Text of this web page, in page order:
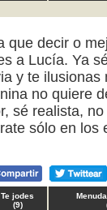
que decir o
a Lucía. Ya
y te ilusionas
no quiere
sé realista,
sólo en los
Te jodes
(9)